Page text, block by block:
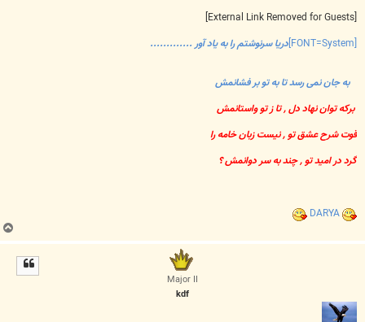
دریا سرنوشتم را به یاد آور .............
به جان نمی رسد تا به تو بر فشانمش
برکه توان نهاد دل , تا ز تو واستانمش
قوت شرح عشق تو , نیست زبان خامه را
گرد در امید تو , چند به سر دوانمش ؟
DARYA
ب
ا
Major II
kdf